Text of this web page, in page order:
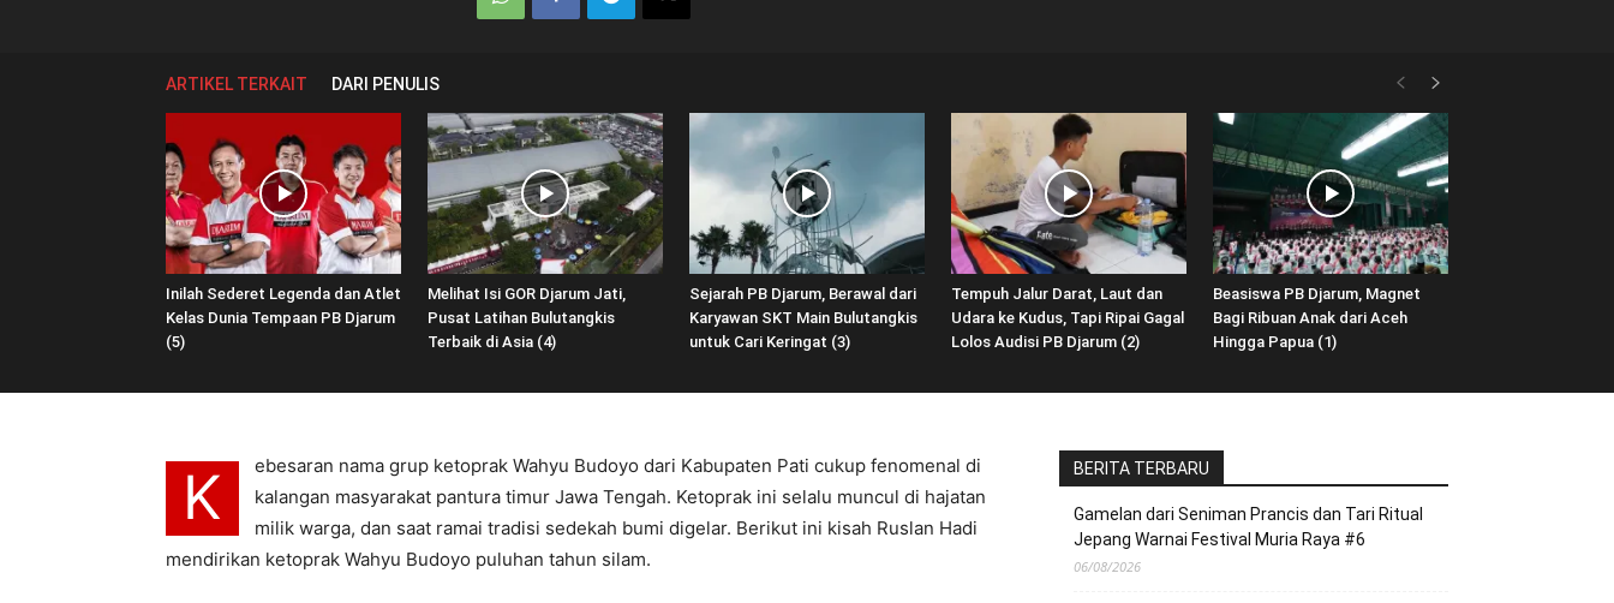
ARTIKEL TERKAIT DARI PENULIS
Inilah Sederet Legenda dan Atlet
Kelas Dunia Tempaan PB Djarum
(5)
Melihat Isi GOR Djarum Jati,
Pusat Latihan Bulutangkis
Terbaik di Asia (4)
Sejarah PB Djarum, Berawal dari
Karyawan SKT Main Bulutangkis
untuk Cari Keringat (3)
Tempuh Jalur Darat, Laut dan
Udara ke Kudus, Tapi Ripai Gagal
Lolos Audisi PB Djarum (2)
Beasiswa PB Djarum, Magnet
Bagi Ribuan Anak dari Aceh
Hingga Papua (1)
K
ebesaran nama grup ketoprak Wahyu Budoyo dari Kabupaten Pati cukup fenomenal di
kalangan masyarakat pantura timur Jawa Tengah. Ketoprak ini selalu muncul di hajatan
milik warga, dan saat ramai tradisi sedekah bumi digelar. Berikut ini kisah Ruslan Hadi
mendirikan ketoprak Wahyu Budoyo puluhan tahun silam.
BERITA TERBARU
Gamelan dari Seniman Prancis dan Tari Ritual
Jepang Warnai Festival Muria Raya #6
06/08/2026